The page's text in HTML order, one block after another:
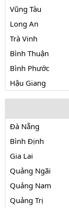
Vũng Tàu
Long An
Trà Vinh
Bình Thuận
Bình Phước
Hậu Giang
Đà Nẵng
Bình Định
Gia Lai
Quảng Ngãi
Quảng Nam
Quảng Trị